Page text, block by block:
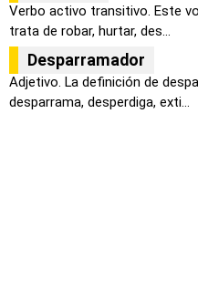
Verbo activo transitivo. Este
trata de robar, hurtar, des...
Desparramador
Adjetivo. La definición de
desparrama, desperdiga, exti...